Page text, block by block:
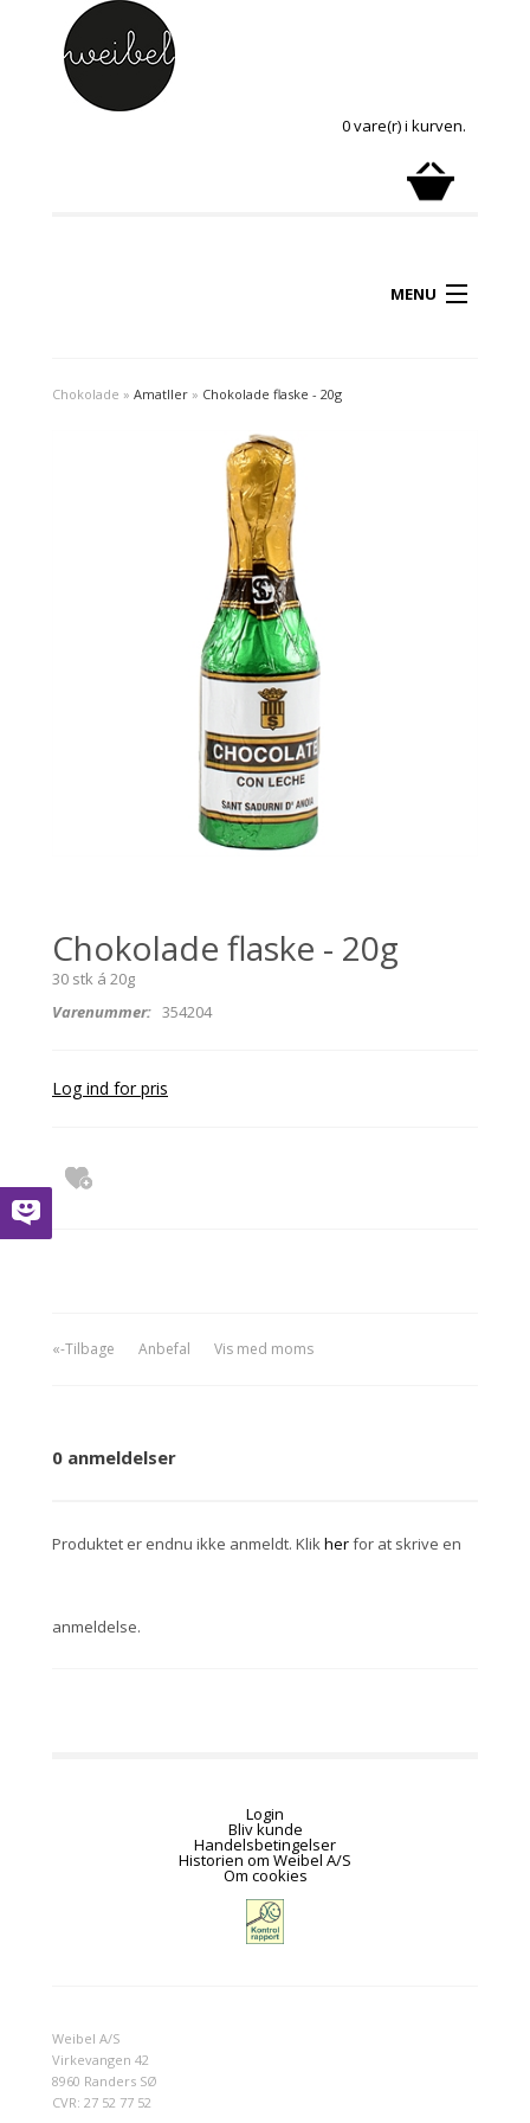
0 vare(r) i kurven.
MENU
Chokolade » Amatller » Chokolade flaske - 20g
Chokolade flaske - 20g
30 stk á 20g
Varenummer: 354204
Log ind for pris
«-Tilbage Anbefal Vis med moms
0 anmeldelser
Produktet er endnu ikke anmeldt. Klikherfor at skrive en
anmeldelse.
Login
Bliv kunde
Handelsbetingelser
Historien om Weibel A/S
Om cookies
Weibel A/S
Virkevangen 42
8960 Randers SØ
CVR: 27 52 77 52